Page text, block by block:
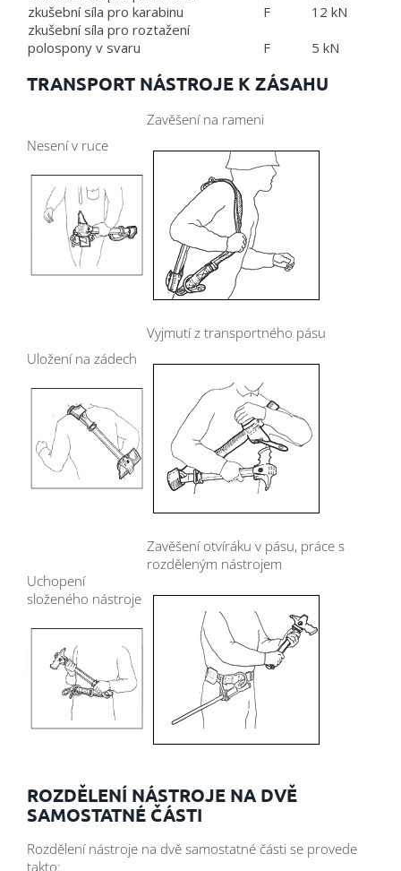
zkušební síla pro karabinu
F
12 kN
zkušební síla pro roztažení
polospony v svaru
F 5 kN
TRANSPORT NÁSTROJE K ZÁSAHU
Nesení v ruce
Zavěšení na rameni
Uložení na zádech
Vyjmutí z transportného pásu
Uchopení
složeného nástroje
Zavěšení otvíráku v pásu, práce s
rozděleným nástrojem
ROZDĚLENÍ NÁSTROJE NA DVĚ
SAMOSTATNÉ ČÁSTI
Rozdělení nástroje na dvě samostatné části se provede
takto: